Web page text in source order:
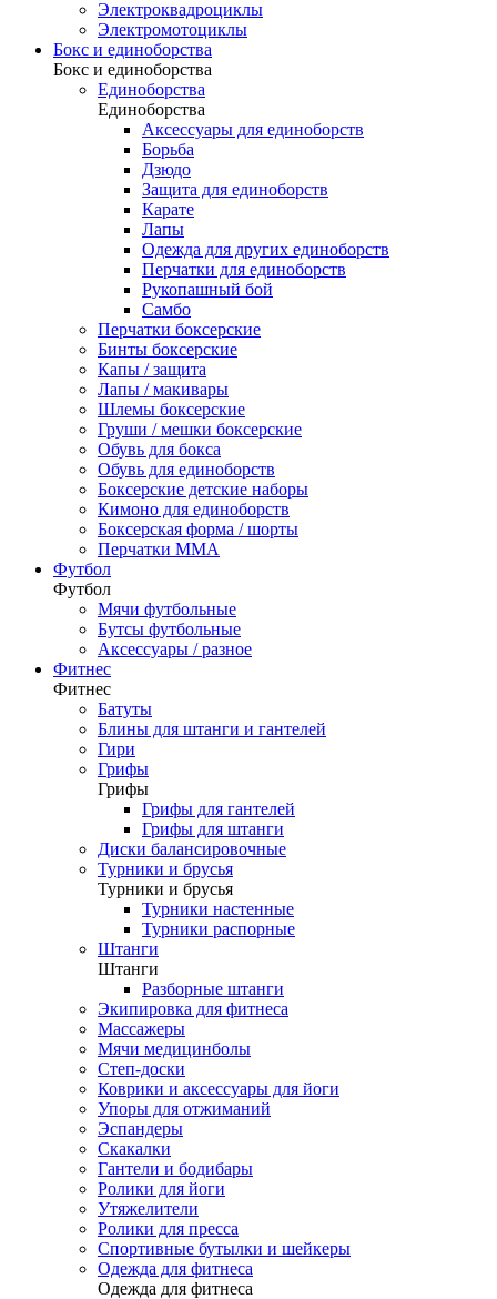
Электроквадроциклы
Электромотоциклы
Бокс и единоборства
Бокс и единоборства
Единоборства
Единоборства
Аксессуары для единоборств
Борьба
Дзюдо
Защита для единоборств
Карате
Лапы
Одежда для других единоборств
Перчатки для единоборств
Рукопашный бой
Самбо
Перчатки боксерские
Бинты боксерские
Капы / защита
Лапы / макивары
Шлемы боксерские
Груши / мешки боксерские
Обувь для бокса
Обувь для единоборств
Боксерские детские наборы
Кимоно для единоборств
Боксерская форма / шорты
Перчатки ММА
Футбол
Футбол
Мячи футбольные
Бутсы футбольные
Аксессуары / разное
Фитнес
Фитнес
Батуты
Блины для штанги и гантелей
Гири
Грифы
Грифы
Грифы для гантелей
Грифы для штанги
Диски балансировочные
Турники и брусья
Турники и брусья
Турники настенные
Турники распорные
Штанги
Штанги
Разборные штанги
Экипировка для фитнеса
Массажеры
Мячи медицинболы
Степ-доски
Коврики и аксессуары для йоги
Упоры для отжиманий
Эспандеры
Скакалки
Гантели и бодибары
Ролики для йоги
Утяжелители
Ролики для пресса
Спортивные бутылки и шейкеры
Одежда для фитнеса
Одежда для фитнеса